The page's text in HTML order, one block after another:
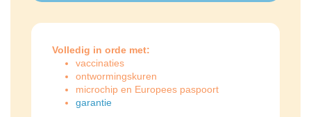
Volledig in orde met:
vaccinaties
ontwormingskuren
microchip en Europees paspoort
garantie